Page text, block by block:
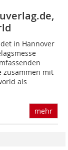
in Hannover
zusammen mit
als
mehr